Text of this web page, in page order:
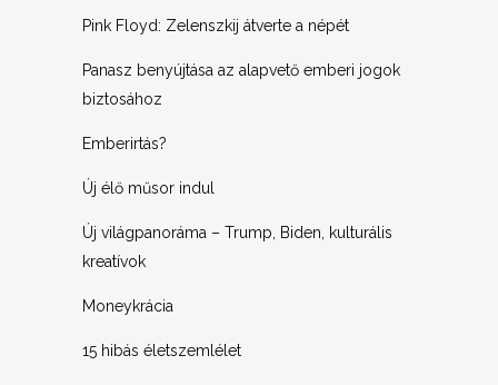
Pink Floyd: Zelenszkij átverte a népét
Panasz benyújtása az alapvető emberi jogok
biztosához
Emberirtás?
Új élő műsor indul
Új világpanoráma – Trump, Biden, kulturális
kreatívok
Moneykrácia
15 hibás életszemlélet